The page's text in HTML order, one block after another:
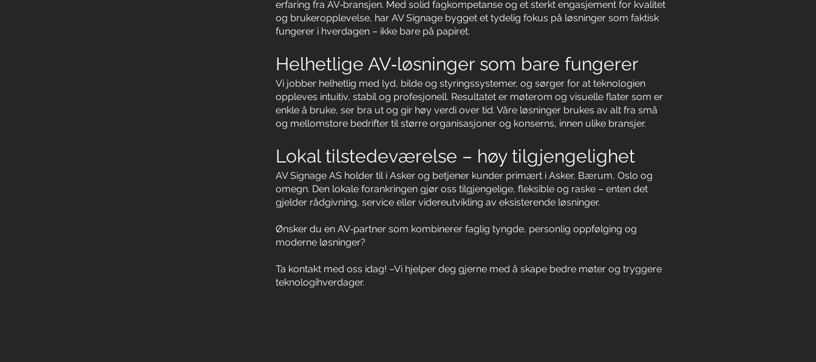
erfaring fra AV‑bransjen. Med solid fagkompetanse og et sterkt engasjement for kvalitet
og brukeropplevelse, har AV Signage bygget et tydelig fokus på løsninger som faktisk
fungerer i hverdagen – ikke bare på papiret.
Helhetlige AV‑løsninger som bare fungerer
Vi jobber helhetlig med lyd, bilde og styringssystemer, og sørger for at teknologien
oppleves intuitiv, stabil og profesjonell. Resultatet er møterom og visuelle flater som er
enkle å bruke, ser bra ut og gir høy verdi over tid. Våre løsninger brukes av alt fra små
og mellomstore bedrifter til større organisasjoner og konserns, innen ulike bransjer.
Lokal tilstedeværelse – høy tilgjengelighet
AV Signage AS holder til i Asker og betjener kunder primært i Asker, Bærum, Oslo og
omegn. Den lokale forankringen gjør oss tilgjengelige, fleksible og raske – enten det
gjelder rådgivning, service eller videreutvikling av eksisterende løsninger.
Ønsker du en AV‑partner som kombinerer faglig tyngde, personlig oppfølging og
moderne løsninger?
Ta kontakt med oss idag! –Vi hjelper deg gjerne med å skape bedre møter og tryggere
teknologihverdager.